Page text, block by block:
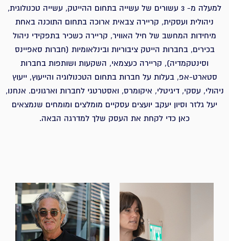
למעלה מ- 3 עשורים של עשייה בתחום ההייטק, עשייה טכנולוגית,
ניהולית ועסקית, קריירה צבאית ארוכה בתחום התוכנה באחת
מיחידות המחשב של חיל האוויר, קריירה כשכיר בתפקידי ניהול
בכירים, בחברות הייטק ציבוריות ובינלאומיות (חברות סאפיינס
וסינטקמדיה), קריירה כעצמאי, השקעות ושותפות בחברות
סטארט-אפ, בעלות על חברות בתחום הטכנולוגיה והייעוץ, ייעוץ
ניהולי, עסקי, דיגיטלי, איקומרס, ואסטרטגי לחברות וארגונים. אנחנו,
יעל גלזר וסיון יעקב יועצים עסקיים מומלצים ומומחים שנמצאים
כאן כדי לקחת את העסק שלך למדרגה הבאה.